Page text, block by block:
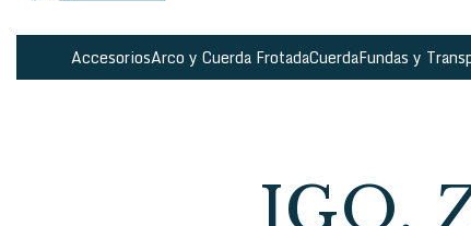
AccesoriosArco y Cuerda FrotadaCuerdaFundas y
JGO.